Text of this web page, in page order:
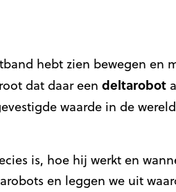
hebt zien bewegen en
dat daar een deltarobot
waarde in de
is, hoe hij werkt en
en leggen we uit